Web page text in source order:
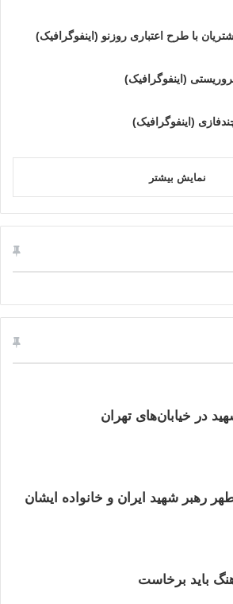
با طرح اعتباری روزنو (اینفوگرافیک)
(اینفوگرافیک)
نمایش بیشتر
در خیابان‌های تهران
رهبر شهید ایران و خانواده ایشان
باید برخاست